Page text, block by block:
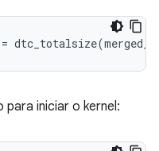
= dtc_totalsize(
para iniciar o kernel: